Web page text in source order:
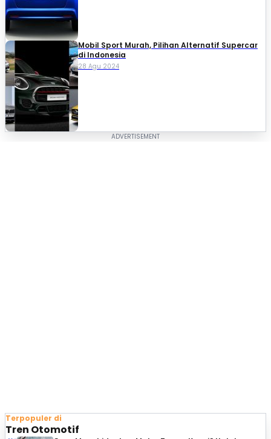
Mobil Sport Murah, Pilihan Alternatif Supercar
di Indonesia
28 Agu 2024
Terpopuler di
Tren Otomotif